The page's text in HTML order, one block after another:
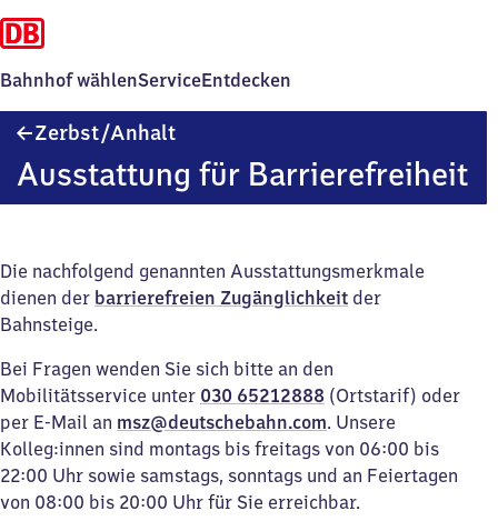
Bahnhof wählenServiceEntdecken
Zerbst/​Anhalt
Ausstattung für Barrierefreiheit
Die nachfolgend genannten Ausstattungsmerkmale
dienen der barrierefreien Zugänglichkeit der
Bahnsteige.
Bei Fragen wenden Sie sich bitte an den
Mobilitätsservice unter 030 65212888 (Ortstarif) oder
per E-Mail an msz@deutschebahn.com. Unsere
Kolleg:innen sind montags bis freitags von 06:00 bis
22:00 Uhr sowie samstags, sonntags und an Feiertagen
von 08:00 bis 20:00 Uhr für Sie erreichbar.